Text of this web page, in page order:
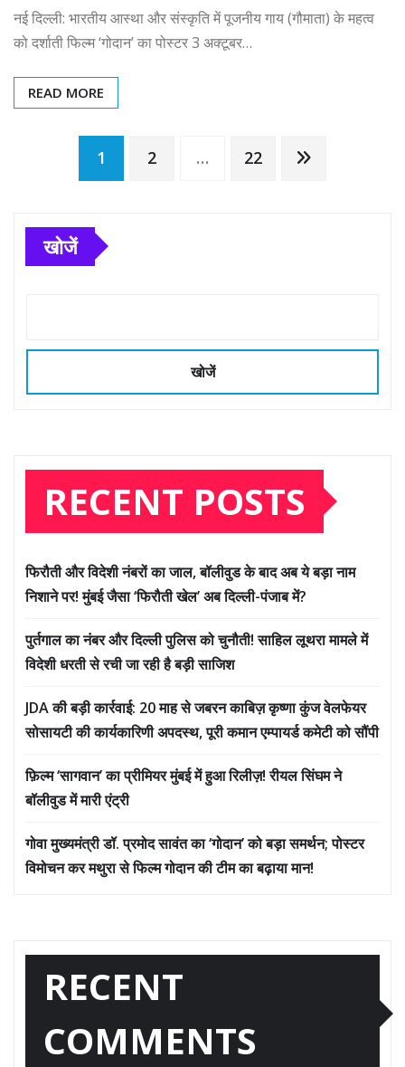
नई दिल्ली: भारतीय आस्था और संस्कृति में पूजनीय गाय (गौमाता) के महत्व
को दर्शाती फिल्म ‘गोदान’ का पोस्टर 3 अक्टूबर…
READ MORE
Posts
pagination
1 2 … 22
खोजें
खोजें
RECENT POSTS
फिरौती और विदेशी नंबरों का जाल, बॉलीवुड के बाद अब ये बड़ा नाम
निशाने पर! मुंबई जैसा ‘फिरौती खेल’ अब दिल्ली-पंजाब में?
पुर्तगाल का नंबर और दिल्ली पुलिस को चुनौती! साहिल लूथरा मामले में
विदेशी धरती से रची जा रही है बड़ी साजिश
JDA की बड़ी कार्रवाई: 20 माह से जबरन काबिज़ कृष्णा कुंज वेलफेयर
सोसायटी की कार्यकारिणी अपदस्थ, पूरी कमान एम्पायर्ड कमेटी को सौंपी
फ़िल्म ‘सागवान’ का प्रीमियर मुंबई में हुआ रिलीज़! रीयल सिंघम ने
बॉलीवुड में मारी एंट्री
गोवा मुख्यमंत्री डॉ. प्रमोद सावंत का ‘गोदान’ को बड़ा समर्थन; पोस्टर
विमोचन कर मथुरा से फिल्म गोदान की टीम का बढ़ाया मान!
RECENT
COMMENTS